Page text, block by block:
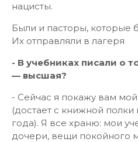
нацисты.
Были и пасторы, которые
Их отправляли в лагеря
- В учебниках писали о
— высшая?
- Сейчас я покажу вам
(достает с книжной
года). Я все храню: мои
дочери, вещи покойного